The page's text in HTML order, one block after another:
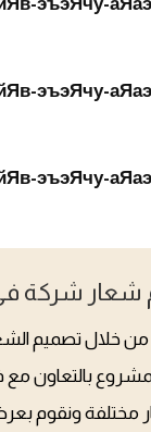
شعار شركة
خلال تصميم
ونقوم